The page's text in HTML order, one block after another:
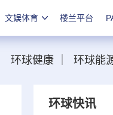
文娱体育 楼兰平台
环球健康 环球能
环球快讯